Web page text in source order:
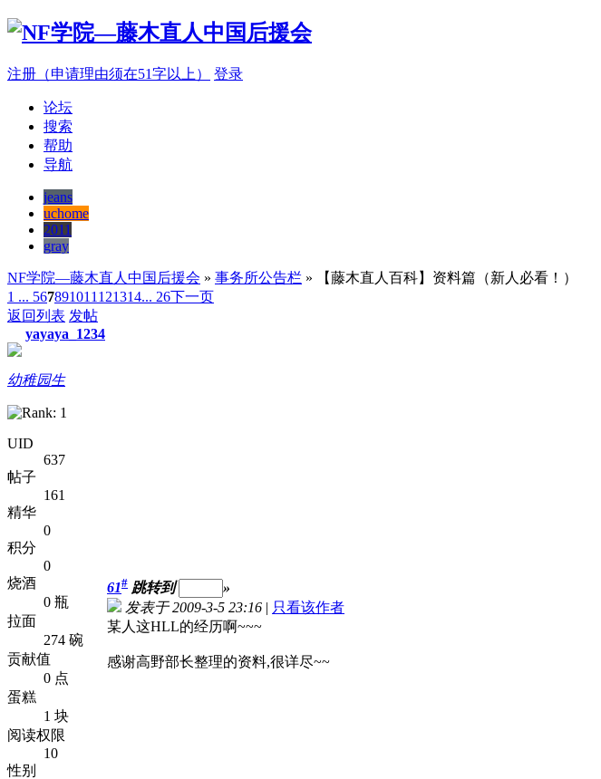
注册（申请理由须在51字以上） 登录
论坛
搜索
帮助
导航
jeans
uchome
2011
gray
NF学院—藤木直人中国后援会 » 事务所公告栏 » 【藤木直人百科】资料篇（新人必看！）
1 ... 567891011 121314... 26下一页
返回列表 发帖
yayaya_1234
幼稚园生
UID
637
帖子
161
精华
0
积分
0
烧酒
0 瓶
拉面
274 碗
贡献值
0 点
蛋糕
1 块
阅读权限
10
性别
61# 跳转到
»
发表于 2009-3-5 23:16 | 只看该作者
某人这HLL的经历啊~~~
感谢高野部长整理的资料,很详尽~~